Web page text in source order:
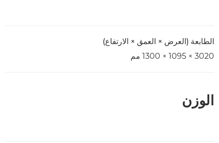
الطابعة (العرض × العمق × الارتفاع)
3020 × 1095 × 1300 مم
الوزن